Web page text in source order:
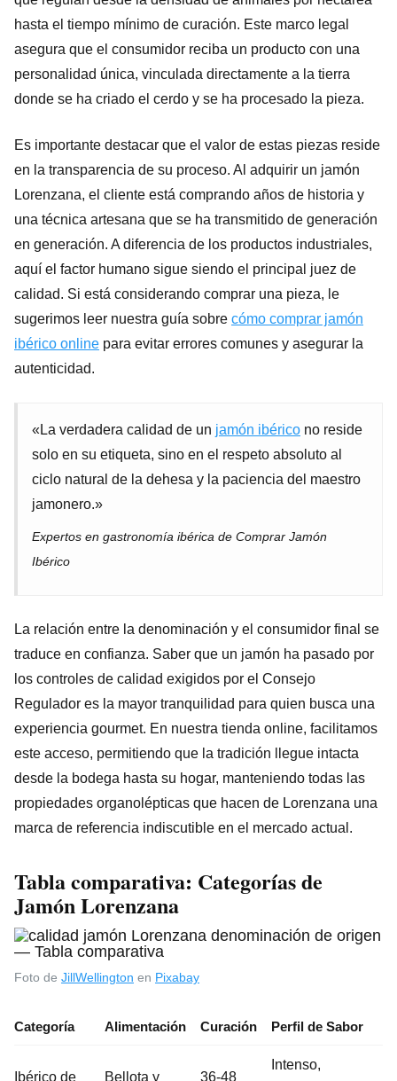
hasta el tiempo mínimo de curación. Este marco legal
asegura que el consumidor reciba un producto con una
personalidad única, vinculada directamente a la tierra
donde se ha criado el cerdo y se ha procesado la pieza.
Es importante destacar que el valor de estas piezas reside
en la transparencia de su proceso. Al adquirir un jamón
Lorenzana, el cliente está comprando años de historia y
una técnica artesana que se ha transmitido de generación
en generación. A diferencia de los productos industriales,
aquí el factor humano sigue siendo el principal juez de
calidad. Si está considerando comprar una pieza, le
sugerimos leer nuestra guía sobre cómo comprar jamón
ibérico online para evitar errores comunes y asegurar la
autenticidad.
«La verdadera calidad de un jamón ibérico no reside
solo en su etiqueta, sino en el respeto absoluto al
ciclo natural de la dehesa y la paciencia del maestro
jamonero.»
Expertos en gastronomía ibérica de Comprar Jamón
Ibérico
La relación entre la denominación y el consumidor final se
traduce en confianza. Saber que un jamón ha pasado por
los controles de calidad exigidos por el Consejo
Regulador es la mayor tranquilidad para quien busca una
experiencia gourmet. En nuestra tienda online, facilitamos
este acceso, permitiendo que la tradición llegue intacta
desde la bodega hasta su hogar, manteniendo todas las
propiedades organolépticas que hacen de Lorenzana una
marca de referencia indiscutible en el mercado actual.
Tabla comparativa: Categorías de
Jamón Lorenzana
Foto de JillWellington en Pixabay
Categoría Alimentación Curación Perfil de Sabor
Ibérico de
Bellota y
36-48
Intenso,